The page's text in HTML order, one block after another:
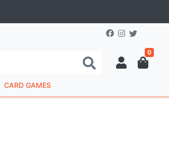
0
CARD GAMES